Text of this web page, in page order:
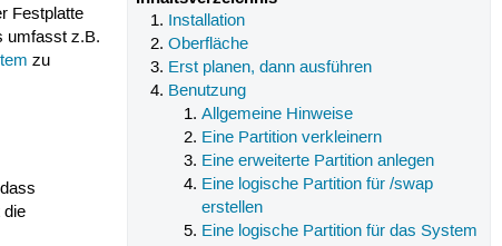
Installation
Oberfläche
Erst planen, dann ausführen
Benutzung
Allgemeine Hinweise
Eine Partition verkleinern
Eine erweiterte Partition anlegen
Eine logische Partition für /swap
erstellen
Eine logische Partition für das System
Festplatte
umfasst z.B.
zu
die